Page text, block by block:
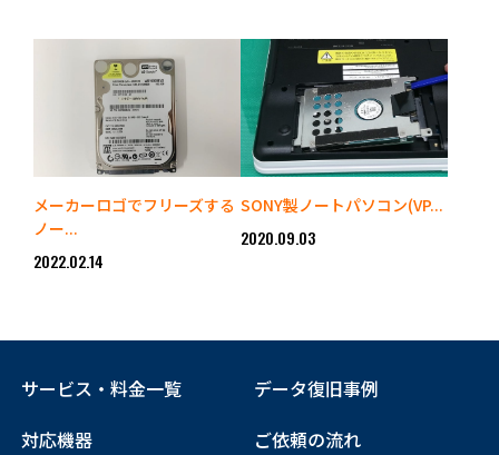
メーカーロゴでフリーズする
ノー...
2022.02.14
SONY製ノートパソコン(VP...
2020.09.03
サービス・料金一覧
対応機器
データ復旧事例
ご依頼の流れ